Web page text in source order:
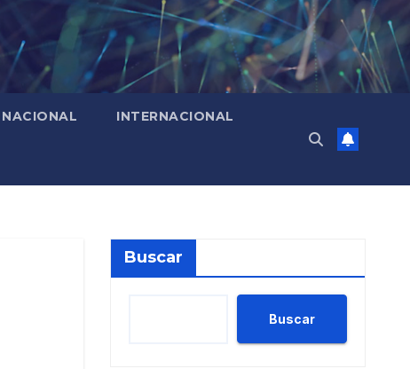
NACIONAL INTERNACIONAL
Buscar
Buscar